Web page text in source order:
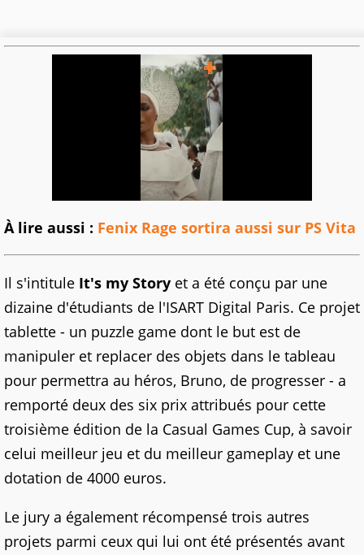
À lire aussi : Fenix Rage sortira aussi sur PS Vita
Il s'intitule It's my Story et a été conçu par une
dizaine d'étudiants de l'ISART Digital Paris. Ce projet
tablette - un puzzle game dont le but est de
manipuler et replacer des objets dans le tableau
pour permettra au héros, Bruno, de progresser - a
remporté deux des six prix attribués pour cette
troisième édition de la Casual Games Cup, à savoir
celui meilleur jeu et du meilleur gameplay et une
dotation de 4000 euros.
Le jury a également récompensé trois autres
projets parmi ceux qui lui ont été présentés avant